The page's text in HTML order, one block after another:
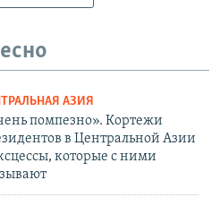
АЗИЯ
помпезно». Кортежи
в Центральной Азии
которые с ними